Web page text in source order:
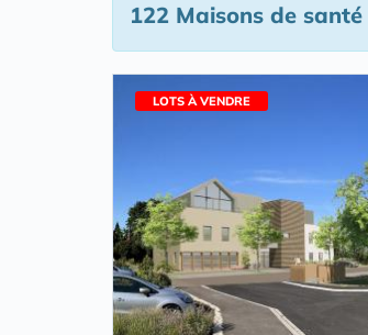
122 Maisons de santé
LOTS À VENDRE